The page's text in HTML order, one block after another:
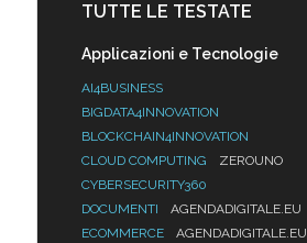
TUTTE LE TESTATE
Applicazioni e Tecnologie
AI4BUSINESS
BIGDATA4INNOVATION
BLOCKCHAIN4INNOVATION
CLOUD COMPUTING
ZEROUNO
CYBERSECURITY360
DOCUMENTI
AGENDADIGITALE.EU
ECOMMERCE
AGENDADIGITALE.EU